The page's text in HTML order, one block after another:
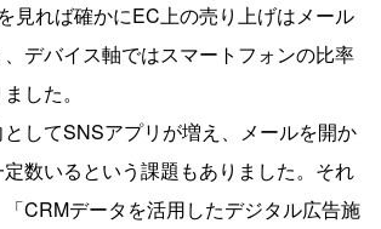
見れば確かにEC上の売り上げはメール
デバイス軸ではスマートフォンの比率
した。
してSNSアプリが増え、メールを開か
数いるという課題もありました。それ
CRMデータを活用したデジタル広告施